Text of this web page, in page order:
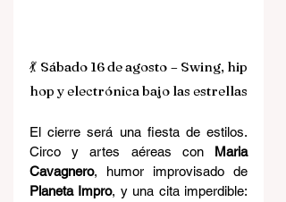
💃 Sábado 16 de agosto – Swing, hip
hop y electrónica bajo las estrellas
El cierre será una fiesta de estilos.
Circo y artes aéreas con Maria
Cavagnero
Planeta Impro, y una cita imperdible: